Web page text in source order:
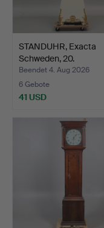
STANDUHR, Exacta
Schweden, 20.
Jahrhundert.
Beendet 4. Aug 2026
6 Gebote
41 USD